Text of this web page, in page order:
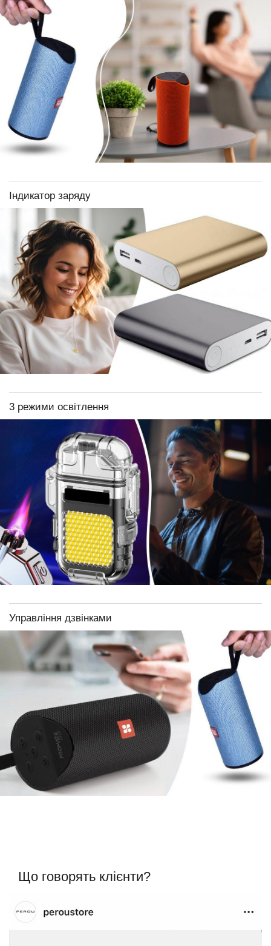
Індикатор заряду
3 режими освітлення
Управління дзвінками
Що говорять клієнти?